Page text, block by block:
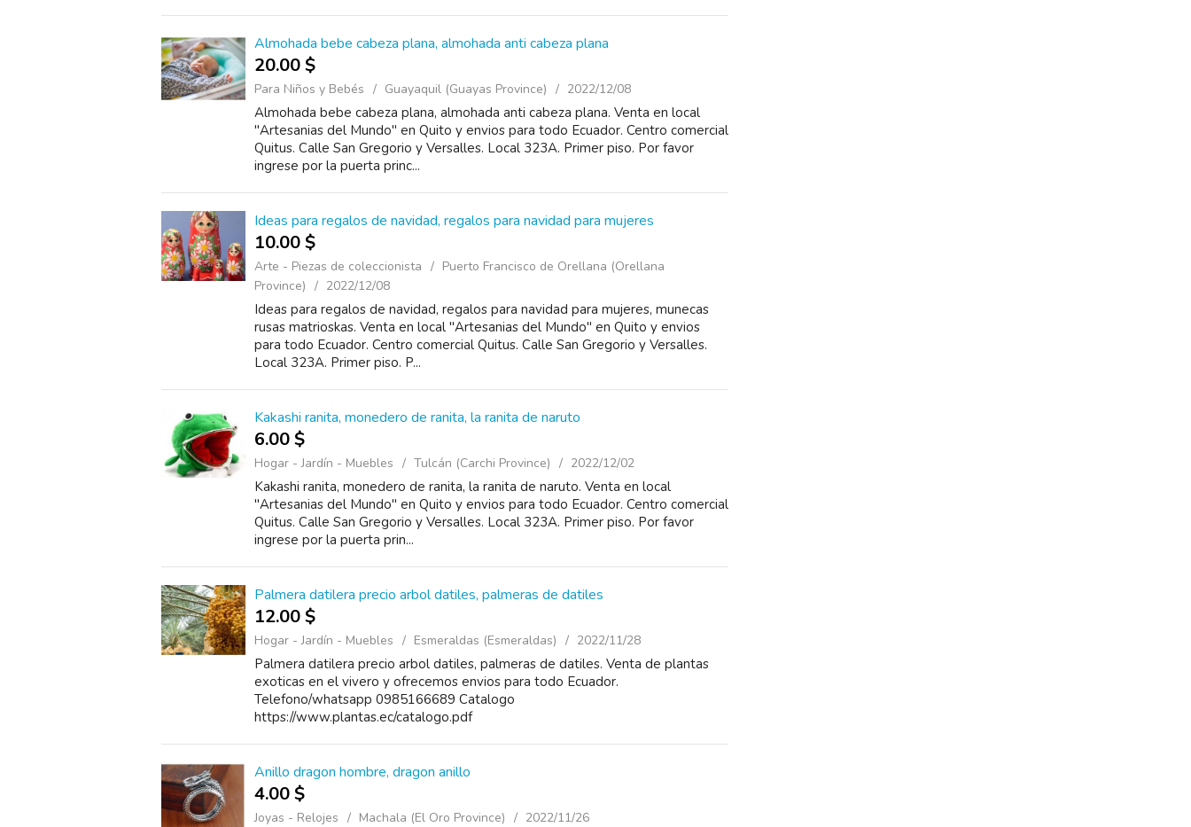
Almohada bebe cabeza plana, almohada anti cabeza plana
20.00 $
Para Niños y Bebés Guayaquil (Guayas Province) 2022/12/08
Almohada bebe cabeza plana, almohada anti cabeza plana. Venta en local
"Artesanias del Mundo" en Quito y envios para todo Ecuador. Centro comercial
Quitus. Calle San Gregorio y Versalles. Local 323A. Primer piso. Por favor
ingrese por la puerta princ...
Ideas para regalos de navidad, regalos para navidad para mujeres
10.00 $
Arte - Piezas de coleccionista
Puerto Francisco de Orellana (Orellana
Province)
2022/12/08
Ideas para regalos de navidad, regalos para navidad para mujeres, munecas
rusas matrioskas. Venta en local "Artesanias del Mundo" en Quito y envios
para todo Ecuador. Centro comercial Quitus. Calle San Gregorio y Versalles.
Local 323A. Primer piso. P...
Kakashi ranita, monedero de ranita, la ranita de naruto
6.00 $
Hogar - Jardín - Muebles Tulcán (Carchi Province) 2022/12/02
Kakashi ranita, monedero de ranita, la ranita de naruto. Venta en local
"Artesanias del Mundo" en Quito y envios para todo Ecuador. Centro comercial
Quitus. Calle San Gregorio y Versalles. Local 323A. Primer piso. Por favor
ingrese por la puerta prin...
Palmera datilera precio arbol datiles, palmeras de datiles
12.00 $
Hogar - Jardín - Muebles Esmeraldas (Esmeraldas) 2022/11/28
Palmera datilera precio arbol datiles, palmeras de datiles. Venta de plantas
exoticas en el vivero y ofrecemos envios para todo Ecuador.
Telefono/whatsapp 0985166689 Catalogo
https://www.plantas.ec/catalogo.pdf
Anillo dragon hombre, dragon anillo
4.00 $
Joyas - Relojes Machala (El Oro Province) 2022/11/26